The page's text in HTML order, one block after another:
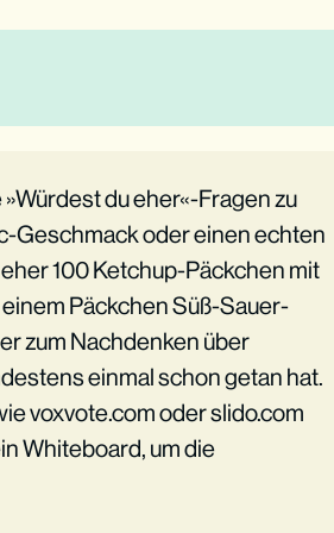
du eher«-Fragen zu
Geschmack oder einen echten
100 Ketchup-Päckchen mit
Päckchen Süß-Sauer-
zum Nachdenken über
einmal schon getan hat.
voxvote.com oder slido.com
Whiteboard, um die